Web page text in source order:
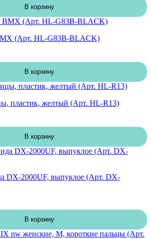
В корзину
(Арт. HL-G83B-BLACK)
В корзину
пластик, желтый (Арт. HL-R13)
В корзину
DX-2000UF, выпуклое (Арт. DX-
В корзину